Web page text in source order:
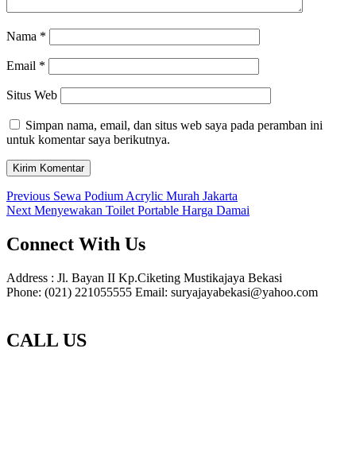
Nama *
Email *
Situs Web
Simpan nama, email, dan situs web saya pada peramban ini
untuk komentar saya berikutnya.
Navigasi
pos
Previous Previous
post:
Sewa Podium Acrylic Murah Jakarta
Next Next
Menyewakan Toilet Portable Harga Damai
Connect With Us
Address : Jl. Bayan II Kp.Ciketing Mustikajaya Bekasi
Phone: (021) 221055555 Email: suryajayabekasi@yahoo.com
CALL US